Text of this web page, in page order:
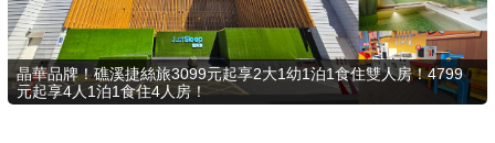
好康優惠
最新消息
晶華品牌！礁溪捷絲旅3099元起享2大1幼1泊1食住雙人房！4799
元起享4人1泊1食住4人房！